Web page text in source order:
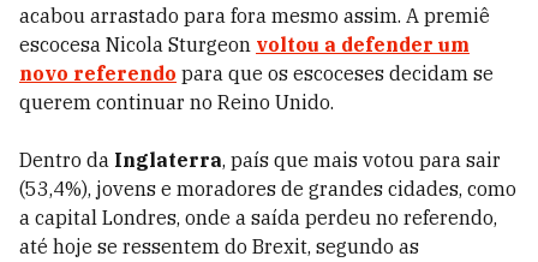
acabou arrastado para fora mesmo assim. A premiê
escocesa Nicola Sturgeon voltou a defender um
novo referendo para que os escoceses decidam se
querem continuar no Reino Unido.
Dentro da Inglaterra, país que mais votou para sair
(53,4%), jovens e moradores de grandes cidades, como
a capital Londres, onde a saída perdeu no referendo,
até hoje se ressentem do Brexit, segundo as